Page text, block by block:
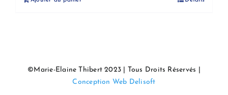
©Marie-Elaine Thibert 2023 | Tous Droits Réservés |
Conception Web Delisoft